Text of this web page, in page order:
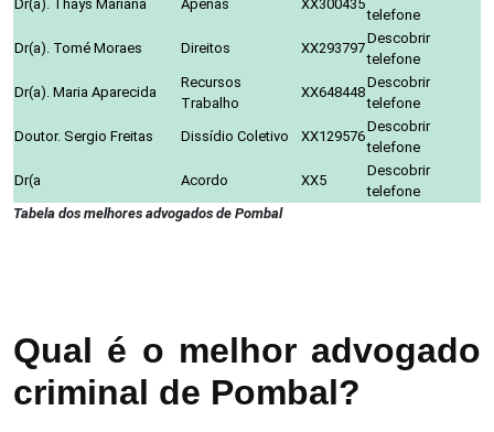
Dr(a). Thays Mariana
Apenas XX300435
telefone
Dr(a). Tomé Moraes
Direitos XX293797
Descobrir
telefone
Dr(a). Maria Aparecida
Recursos
Trabalho
XX648448
Descobrir
telefone
Doutor. Sergio Freitas
Dissídio Coletivo XX129576
Descobrir
telefone
Dr(a
Acordo XX5
Descobrir
telefone
Tabela dos melhores advogados de Pombal
Qual é o melhor advogado
criminal de Pombal?